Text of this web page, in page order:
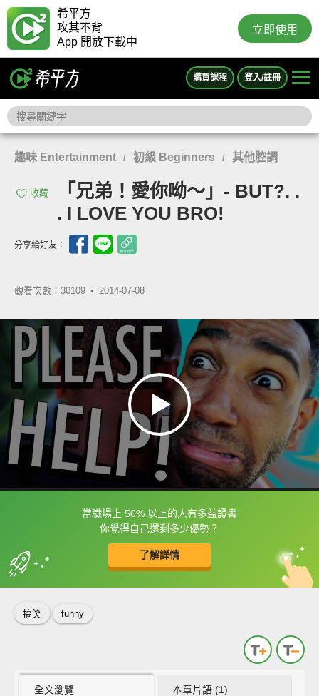
希平方
攻其不背
App 開放下載中
立即使用
購買課程 登入/註冊
趣味 Entertainment / 初級 Beginners / 其他腔調
收藏
「兄弟！愛你呦～」- BUT?. .
. I LOVE YOU BRO!
分享給好友：
觀看次數：30109 • 2014-07-08
當職場上 50% 以上的人有多益證書
你覺得自己還剩多少優勢？
了解詳情
框選或點兩下字幕可以直接查字典喔！
收錄佳句 中
英
搞笑 funny
全文瀏覽 本章片語 (1)